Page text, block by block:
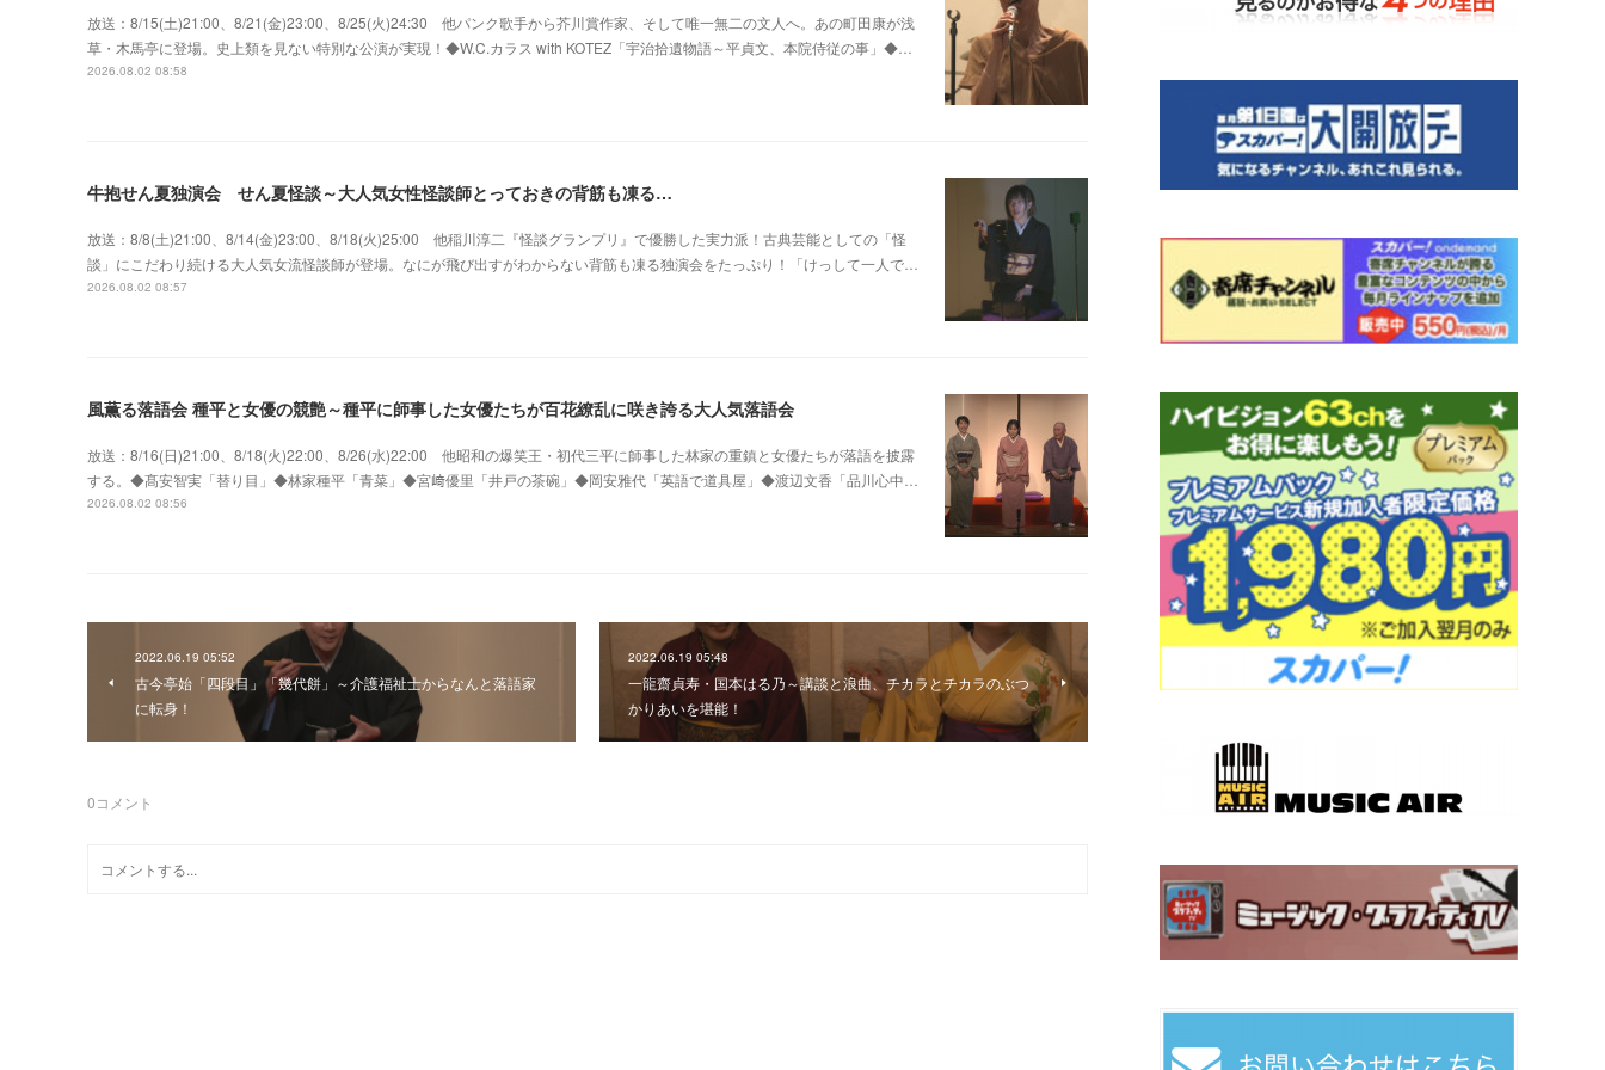
放送：8/15(土)21:00、8/21(金)23:00、8/25(火)24:30 他パンク歌手から芥川賞作家、そして唯一無二の文人へ。あの町田康が浅
草・木馬亭に登場。史上類を見ない特別な公演が実現！◆W.C.カラス with KOTEZ「宇治拾遺物語～平貞文、本院侍従の事」◆…
2026.08.02 08:58
牛抱せん夏独演会 せん夏怪談～大人気女性怪談師とっておきの背筋も凍る…
放送：8/8(土)21:00、8/14(金)23:00、8/18(火)25:00 他稲川淳二『怪談グランプリ』で優勝した実力派！古典芸能としての「怪
談」にこだわり続ける大人気女流怪談師が登場。なにが飛び出すがわからない背筋も凍る独演会をたっぷり！「けっして一人で…
2026.08.02 08:57
風薫る落語会 種平と女優の競艶～種平に師事した女優たちが百花繚乱に咲き誇る大人気落語会
放送：8/16(日)21:00、8/18(火)22:00、8/26(水)22:00 他昭和の爆笑王・初代三平に師事した林家の重鎮と女優たちが落語を披露
する。◆髙安智実「替り目」◆林家種平「青菜」◆宮﨑優里「井戸の茶碗」◆岡安雅代「英語で道具屋」◆渡辺文香「品川心中…
2026.08.02 08:56
2022.06.19 05:52
古今亭始「四段目」「幾代餅」～介護福祉士からなんと落語家
に転身！
2022.06.19 05:48
一龍齋貞寿・国本はる乃～講談と浪曲、チカラとチカラのぶつ
かりあいを堪能！
0コメント